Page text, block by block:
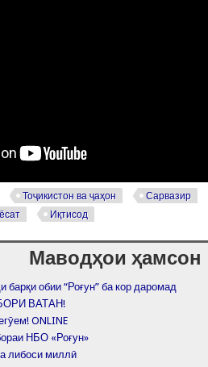
Тоҷикистон ва ҷаҳон Сарвазир
Иқтисод
Маводҳои ҳамсон
барқи обии “Роғун” ба кор даромад
ВАТАН!
ONLINE
НБО «Роғун»
либоси миллӣ